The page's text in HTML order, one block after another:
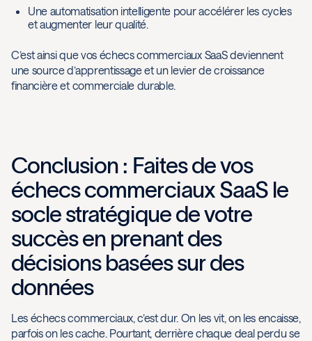
Une automatisation intelligente pour accélérer les cycles
et augmenter leur qualité.
C’est ainsi que vos échecs commerciaux SaaS deviennent
une source d’apprentissage et un levier de croissance
financière et commerciale durable.
Conclusion : Faites de vos
échecs commerciaux SaaS le
socle stratégique de votre
succès en prenant des
décisions basées sur des
données
Les échecs commerciaux, c’est dur. On les vit, on les encaisse,
parfois on les cache. Pourtant, derrière chaque deal perdu se